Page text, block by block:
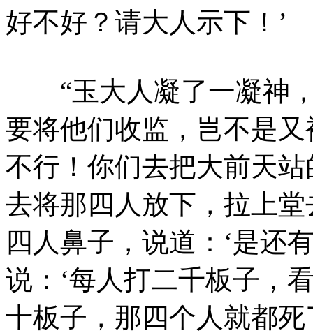
好不好？请大人示下！’
“玉大人凝了一凝神，
要将他们收监，岂不是
不行！你们去把大前天
去将那四人放下，拉上
四人鼻子，说道：‘是还
说：‘每人打二千板子，
十板子，那四个人就都